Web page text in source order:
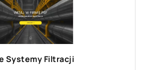
Systemy Filtracji